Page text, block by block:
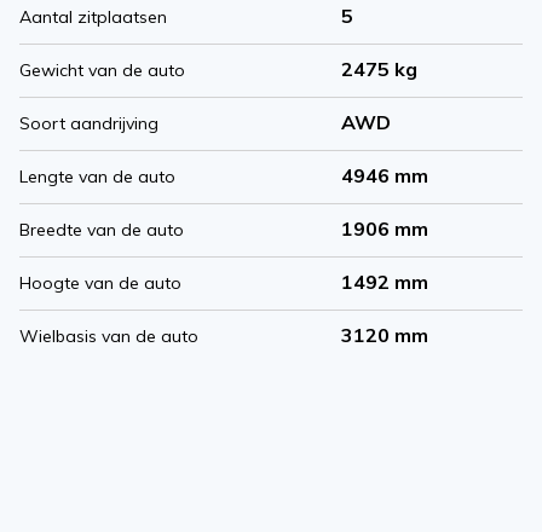
Aantal zitplaatsen 5
Gewicht van de auto 2475 kg
Soort aandrijving AWD
Lengte van de auto 4946 mm
Breedte van de auto 1906 mm
Hoogte van de auto 1492 mm
Wielbasis van de auto 3120 mm